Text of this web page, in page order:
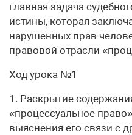
главная задача
истины, которая
нарушенных прав
правовой отрасли
Ход урока №1
1. Раскрытие
«процессуальное
выяснения его связи с